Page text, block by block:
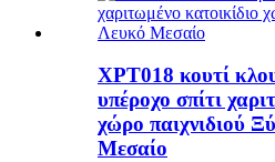
XPT018 κουτί
υπέροχο σπίτι
χώρο παιχνιδιού
Μεσαίο